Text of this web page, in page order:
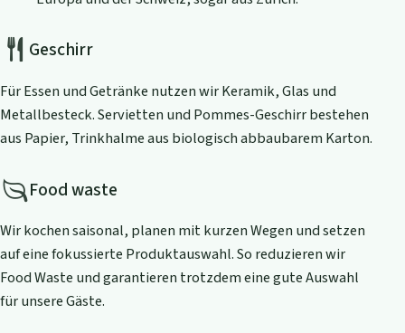
Geschirr
Für Essen und Getränke nutzen wir Keramik, Glas und
Metallbesteck. Servietten und Pommes-Geschirr bestehen
aus Papier, Trinkhalme aus biologisch abbaubarem Karton.
Food waste
Wir kochen saisonal, planen mit kurzen Wegen und setzen
auf eine fokussierte Produktauswahl. So reduzieren wir
Food Waste und garantieren trotzdem eine gute Auswahl
für unsere Gäste.